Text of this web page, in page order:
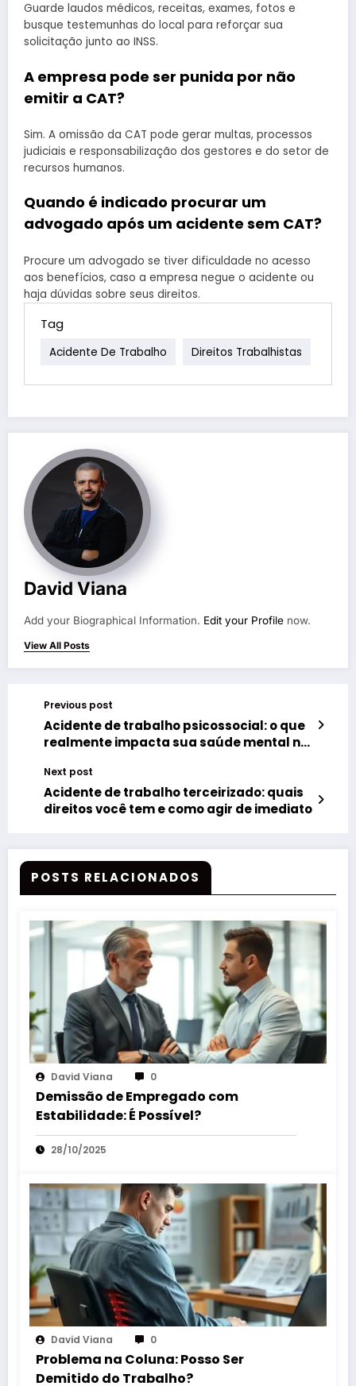
Guarde laudos médicos, receitas, exames, fotos e
busque testemunhas do local para reforçar sua
solicitação junto ao INSS.
A empresa pode ser punida por não
emitir a CAT?
Sim. A omissão da CAT pode gerar multas, processos
judiciais e responsabilização dos gestores e do setor de
recursos humanos.
Quando é indicado procurar um
advogado após um acidente sem CAT?
Procure um advogado se tiver dificuldade no acesso
aos benefícios, caso a empresa negue o acidente ou
haja dúvidas sobre seus direitos.
Tag
Acidente De Trabalho Direitos Trabalhistas
David Viana
Add your Biographical Information. Edit your Profile now.
View All Posts
Previous post
Acidente de trabalho psicossocial: o que
realmente impacta sua saúde mental no
Next post
Acidente de trabalho terceirizado: quais
direitos você tem e como agir de imediato
POSTS RELACIONADOS
David Viana 0
Demissão de Empregado com
Estabilidade: É Possível?
28/10/2025
David Viana 0
Problema na Coluna: Posso Ser
Demitido do Trabalho?